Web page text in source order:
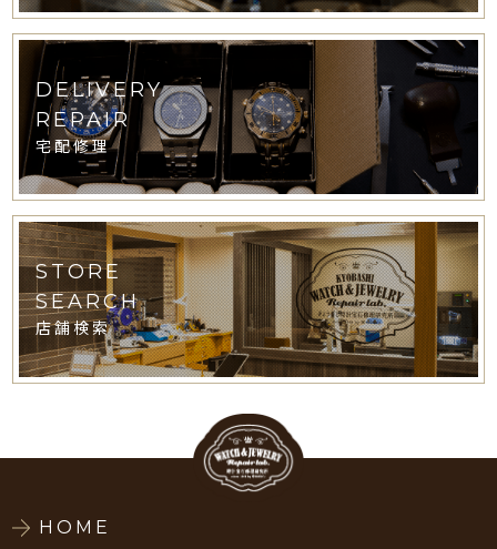
DELIVERY
REPAIR
宅配修理
STORE
SEARCH
店舗検索
HOME